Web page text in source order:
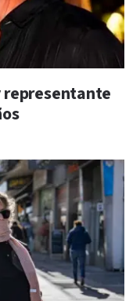
representante